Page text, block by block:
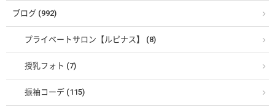
ブログ (992)
プライベートサロン【ルピナス】 (8)
授乳フォト (7)
振袖コーデ (115)